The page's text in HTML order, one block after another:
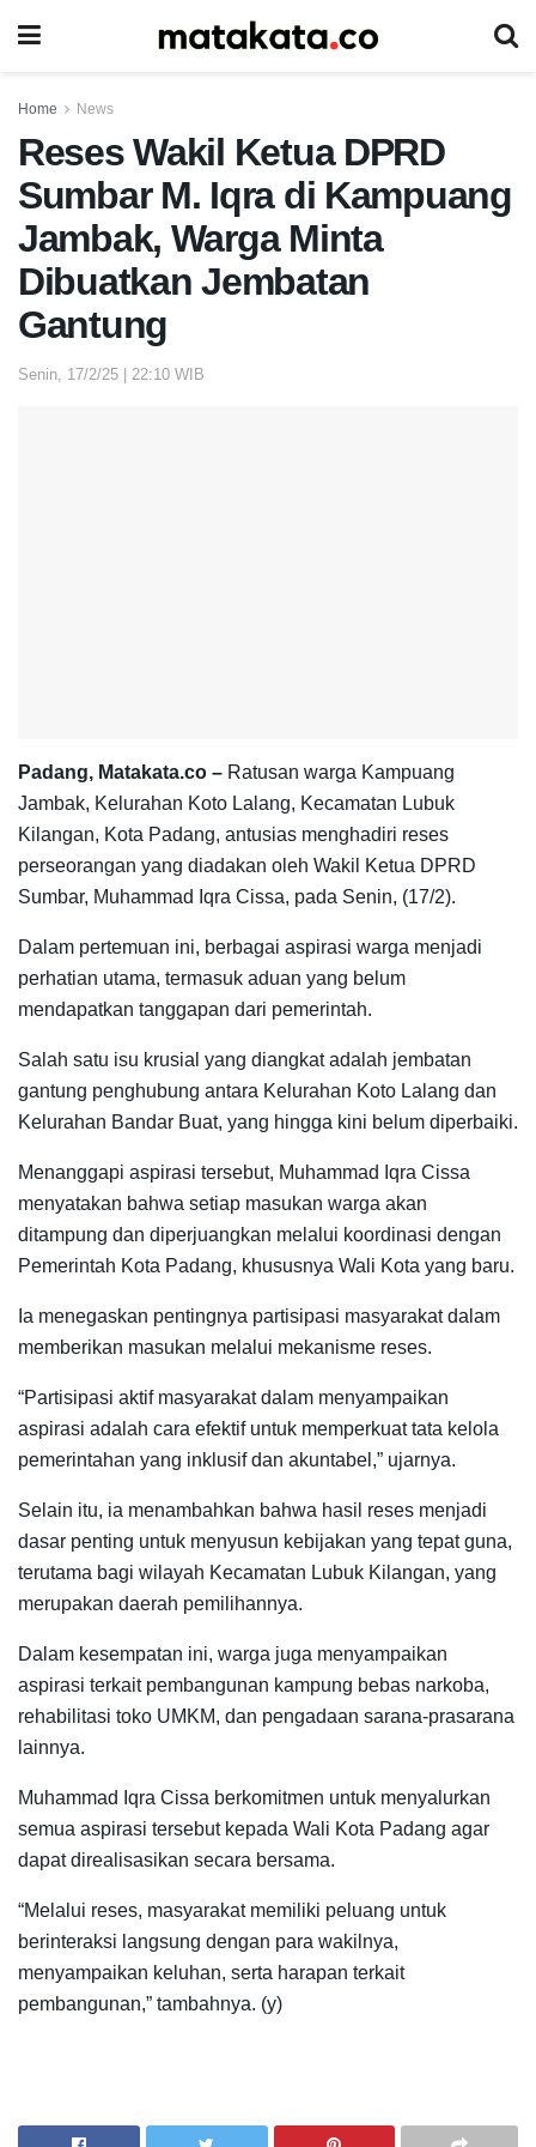
Home News
Reses Wakil Ketua DPRD
Sumbar M. Iqra di Kampuang
Jambak, Warga Minta
Dibuatkan Jembatan
Gantung
Senin, 17/2/25 | 22:10 WIB
Padang, Matakata.co – Ratusan warga Kampuang
Jambak, Kelurahan Koto Lalang, Kecamatan Lubuk
Kilangan, Kota Padang, antusias menghadiri reses
perseorangan yang diadakan oleh Wakil Ketua DPRD
Sumbar, Muhammad Iqra Cissa, pada Senin, (17/2).
Dalam pertemuan ini, berbagai aspirasi warga menjadi
perhatian utama, termasuk aduan yang belum
mendapatkan tanggapan dari pemerintah.
Salah satu isu krusial yang diangkat adalah jembatan
gantung penghubung antara Kelurahan Koto Lalang dan
Kelurahan Bandar Buat, yang hingga kini belum diperbaiki.
Menanggapi aspirasi tersebut, Muhammad Iqra Cissa
menyatakan bahwa setiap masukan warga akan
ditampung dan diperjuangkan melalui koordinasi dengan
Pemerintah Kota Padang, khususnya Wali Kota yang baru.
Ia menegaskan pentingnya partisipasi masyarakat dalam
memberikan masukan melalui mekanisme reses.
“Partisipasi aktif masyarakat dalam menyampaikan
aspirasi adalah cara efektif untuk memperkuat tata kelola
pemerintahan yang inklusif dan akuntabel,” ujarnya.
Selain itu, ia menambahkan bahwa hasil reses menjadi
dasar penting untuk menyusun kebijakan yang tepat guna,
terutama bagi wilayah Kecamatan Lubuk Kilangan, yang
merupakan daerah pemilihannya.
Dalam kesempatan ini, warga juga menyampaikan
aspirasi terkait pembangunan kampung bebas narkoba,
rehabilitasi toko UMKM, dan pengadaan sarana-prasarana
lainnya.
Muhammad Iqra Cissa berkomitmen untuk menyalurkan
semua aspirasi tersebut kepada Wali Kota Padang agar
dapat direalisasikan secara bersama.
“Melalui reses, masyarakat memiliki peluang untuk
berinteraksi langsung dengan para wakilnya,
menyampaikan keluhan, serta harapan terkait
pembangunan,” tambahnya. (y)